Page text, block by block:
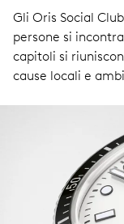
Gli Oris Social
persone si
capitoli si
cause locali e